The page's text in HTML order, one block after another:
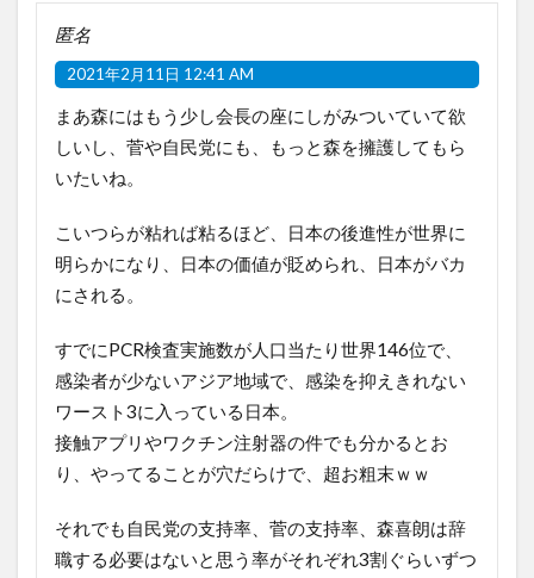
匿名
2021年2月11日 12:41 AM
まあ森にはもう少し会長の座にしがみついていて欲
しいし、菅や自民党にも、もっと森を擁護してもら
いたいね。
こいつらが粘れば粘るほど、日本の後進性が世界に
明らかになり、日本の価値が貶められ、日本がバカ
にされる。
すでにPCR検査実施数が人口当たり世界146位で、
感染者が少ないアジア地域で、感染を抑えきれない
ワースト3に入っている日本。
接触アプリやワクチン注射器の件でも分かるとお
り、やってることが穴だらけで、超お粗末ｗｗ
それでも自民党の支持率、菅の支持率、森喜朗は辞
職する必要はないと思う率がそれぞれ3割ぐらいずつ